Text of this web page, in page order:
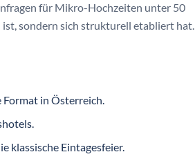
für Mikro-Hochzeiten unter 50
ist, sondern sich strukturell etabliert hat.
in Österreich.
klassische Eintagesfeier.